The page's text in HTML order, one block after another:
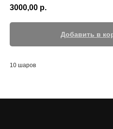
3000,00 р.
Добавить в
10 шаров